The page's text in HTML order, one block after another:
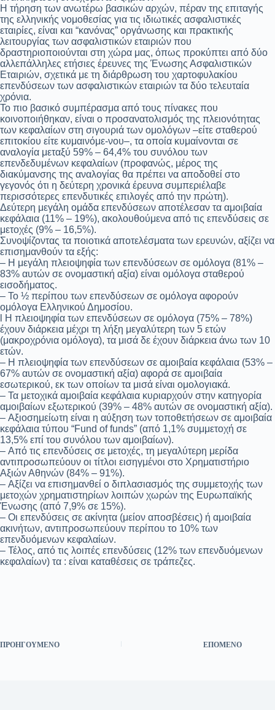
Η τήρηση των ανωτέρω βασικών αρχών, πέραν της επιταγής
της ελληνικής νομοθεσίας για τις ιδιωτικές ασφαλιστικές
εταιρίες, είναι και “κανόνας” οργάνωσης και πρακτικής
λειτουργίας των ασφαλιστικών εταιριών που
δραστηριοποιούνται στη χώρα μας, όπως προκύπτει από δύο
αλλεπάλληλες ετήσιες έρευνες της Ένωσης Ασφαλιστικών
Εταιριών, σχετικά με τη διάρθρωση του χαρτοφυλακίου
επενδύσεων των ασφαλιστικών εταιριών τα δύο τελευταία
χρόνια.
Το πιο βασικό συμπέρασμα από τους πίνακες που
κοινοποιήθηκαν, είναι ο προσανατολισμός της πλειονότητας
των κεφαλαίων στη σιγουριά των ομολόγων –είτε σταθερού
επιτοκίου είτε κυμαινόμε-νου–, τα οποία κυμαίνονται σε
αναλογία μεταξύ 59% – 64,4% του συνόλου των
επενδεδυμένων κεφαλαίων (προφανώς, μέρος της
διακύμανσης της αναλογίας θα πρέπει να αποδοθεί στο
γεγονός ότι η δεύτερη χρονικά έρευνα συμπεριέλαβε
περισσότερες επενδυτικές επιλογές από την πρώτη).
Δεύτερη μεγάλη ομάδα επενδύσεων αποτέλεσαν τα αμοιβαία
κεφάλαια (11% – 19%), ακολουθούμενα από τις επενδύσεις σε
μετοχές (9% – 16,5%).
Συνοψίζοντας τα ποιοτικά αποτελέσματα των ερευνών, αξίζει να
επισημανθούν τα εξής:
– Η μεγάλη πλειοψηφία των επενδύσεων σε ομόλογα (81% –
83% αυτών σε ονομαστική αξία) είναι ομόλογα σταθερού
εισοδήματος.
– Το ½ περίπου των επενδύσεων σε ομόλογα αφορούν
ομόλογα Ελληνικού Δημοσίου.
l Η πλειοψηφία των επενδύσεων σε ομόλογα (75% – 78%)
έχουν διάρκεια μέχρι τη λήξη μεγαλύτερη των 5 ετών
(μακροχρόνια ομόλογα), τα μισά δε έχουν διάρκεια άνω των 10
ετών.
– Η πλειοψηφία των επενδύσεων σε αμοιβαία κεφάλαια (53% –
67% αυτών σε ονομαστική αξία) αφορά σε αμοιβαία
εσωτερικού, εκ των οποίων τα μισά είναι ομολογιακά.
– Τα μετοχικά αμοιβαία κεφάλαια κυριαρχούν στην κατηγορία
αμοιβαίων εξωτερικού (39% – 48% αυτών σε ονομαστική αξία).
– Αξιοσημείωτη είναι η αύξηση των τοποθετήσεων σε αμοιβαία
κεφάλαια τύπου “Fund of funds” (από 1,1% συμμετοχή σε
13,5% επί του συνόλου των αμοιβαίων).
– Από τις επενδύσεις σε μετοχές, τη μεγαλύτερη μερίδα
αντιπροσωπεύουν οι τίτλοι εισηγμένοι στο Χρηματιστήριο
Αξιών Αθηνών (84% – 91%).
– Αξίζει να επισημανθεί ο διπλασιασμός της συμμετοχής των
μετοχών χρηματιστηρίων λοιπών χωρών της Ευρωπαϊκής
Ένωσης (από 7,9% σε 15%).
– Οι επενδύσεις σε ακίνητα (μείον αποσβέσεις) ή αμοιβαία
ακινήτων, αντιπροσωπεύουν περίπου το 10% των
επενδυόμενων κεφαλαίων.
– Τέλος, από τις λοιπές επενδύσεις (12% των επενδυόμενων
κεφαλαίων) τα : είναι καταθέσεις σε τράπεζες.
ΠΡΟΗΓΟΎΜΕΝΟ ΕΠΌΜΕΝΟ